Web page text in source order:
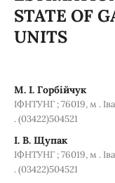
STATE OF
UNITS
М. І. Горбійчук
ІФНТУНГ ; 76019, м .
. (03422)504521
І. В. Щупак
ІФНТУНГ ; 76019, м .
. (03422)504521